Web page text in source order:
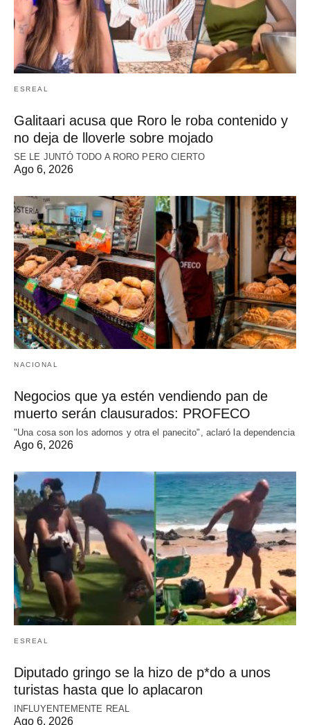
ESREAL
Galitaari acusa que Roro le roba contenido y
no deja de lloverle sobre mojado
SE LE JUNTÓ TODO A RORO PERO CIERTO
Ago 6, 2026
NACIONAL
Negocios que ya estén vendiendo pan de
muerto serán clausurados: PROFECO
"Una cosa son los adornos y otra el panecito", aclaró la dependencia
Ago 6, 2026
ESREAL
Diputado gringo se la hizo de p*do a unos
turistas hasta que lo aplacaron
INFLUYENTEMENTE REAL
Ago 6, 2026